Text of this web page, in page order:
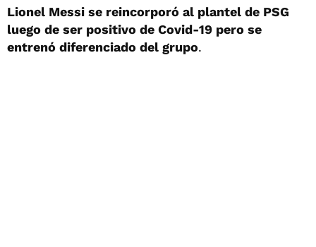
Lionel Messi se reincorporó al plantel de PSG
luego de ser positivo de Covid-19 pero se
entrenó diferenciado del grupo.